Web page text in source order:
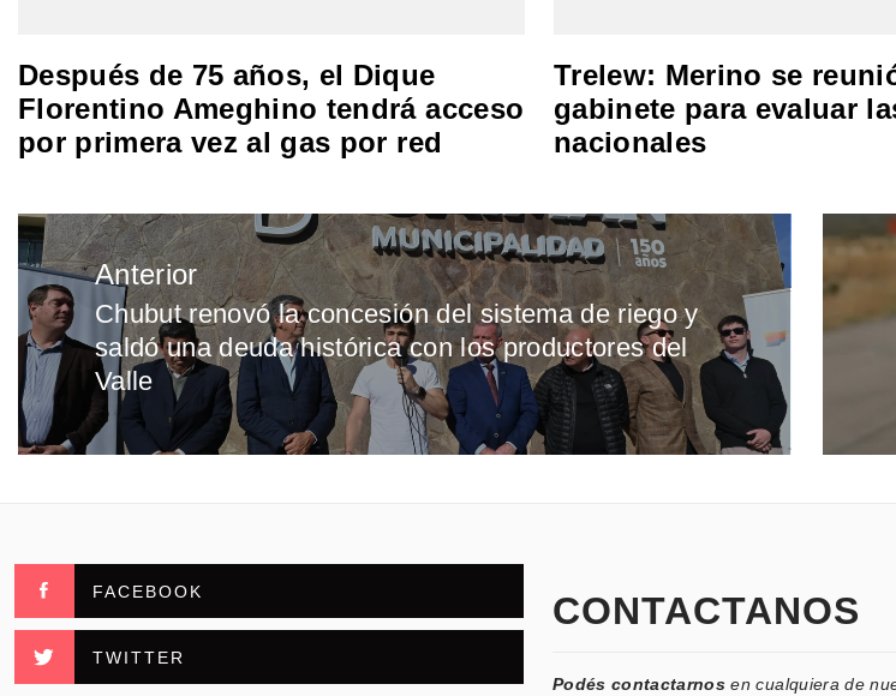
Después de 75 años, el Dique
Florentino Ameghino tendrá acceso
por primera vez al gas por red
Trelew: Merino se
gabinete para evaluar
nacionales
Navegación
de
entradas
Anterior
Entrada
anterior:
Chubut renovó la concesión del sistema de riego y
saldó una deuda histórica con los productores del
Valle
FACEBOOK
TWITTER
CONTACTANOS
Podés contactarnos en cualquiera de